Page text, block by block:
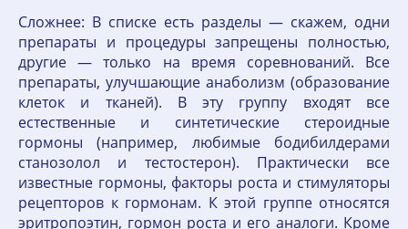
Сложнее: В списке есть разделы — скажем, одни
препараты и процедуры запрещены полностью,
другие — только на время соревнований. Все
препараты, улучшающие анаболизм (образование
клеток и тканей). В эту группу входят все
естественные и синтетические стероидные
гормоны (например, любимые бодибилдерами
станозолол и тестостерон). Практически все
известные гормоны, факторы роста и стимуляторы
рецепторов к гормонам. К этой группе относятся
эритропоэтин, гормон роста и его аналоги. Кроме